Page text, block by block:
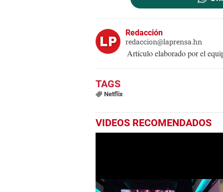
Redacción
redaccion@laprensa.hn
Artículo elaborado por el
Netflix
VIDEOS RECOMENDADOS